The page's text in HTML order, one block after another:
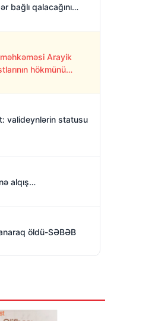
bağlı qalacağını
Arayik
hökmünü
valideynlərin statusu
alqış…
öldü-SƏBƏB